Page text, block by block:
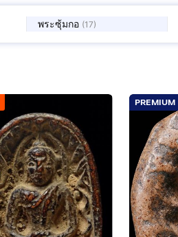
พระซุ้มกอ (17)
PREMIUM